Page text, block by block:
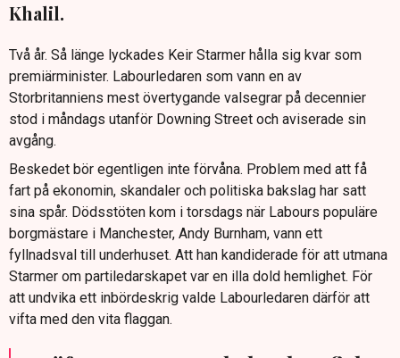
Khalil.
Två år. Så länge lyckades Keir Starmer hålla sig kvar som
premiärminister. Labourledaren som vann en av
Storbritanniens mest övertygande valsegrar på decennier
stod i måndags utanför Downing Street och aviserade sin
avgång.
Beskedet bör egentligen inte förvåna. Problem med att få
fart på ekonomin, skandaler och politiska bakslag har satt
sina spår. Dödsstöten kom i torsdags när Labours populäre
borgmästare i Manchester, Andy Burnham, vann ett
fyllnadsval till underhuset. Att han kandiderade för att utmana
Starmer om partiledarskapet var en illa dold hemlighet. För
att undvika ett inbördeskrig valde Labourledaren därför att
vifta med den vita flaggan.